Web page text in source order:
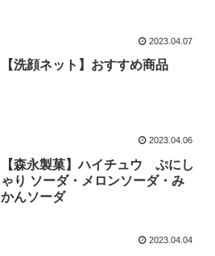
2023.04.07
【洗顔ネット】おすすめ商品
2023.04.06
【森永製菓】ハイチュウ ぷにし
ゃり ソーダ・メロンソーダ・み
かんソーダ
2023.04.04